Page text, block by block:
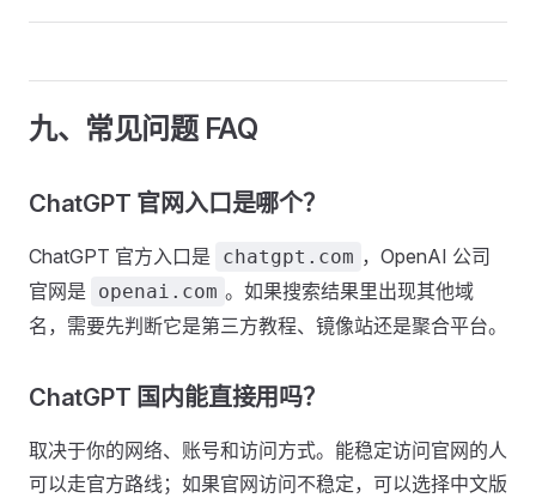
九、常见问题 FAQ
ChatGPT 官网入口是哪个？
ChatGPT 官方入口是 chatgpt.com ，OpenAI 公司
官网是
openai.com 。如果搜索结果里出现其他域
名，需要先判断它是第三方教程、镜像站还是聚合平台。
ChatGPT 国内能直接用吗？
取决于你的网络、账号和访问方式。能稳定访问官网的人
可以走官方路线；如果官网访问不稳定，可以选择中文版